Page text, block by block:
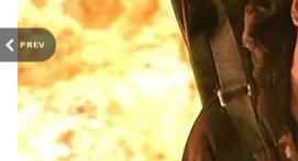
PREV